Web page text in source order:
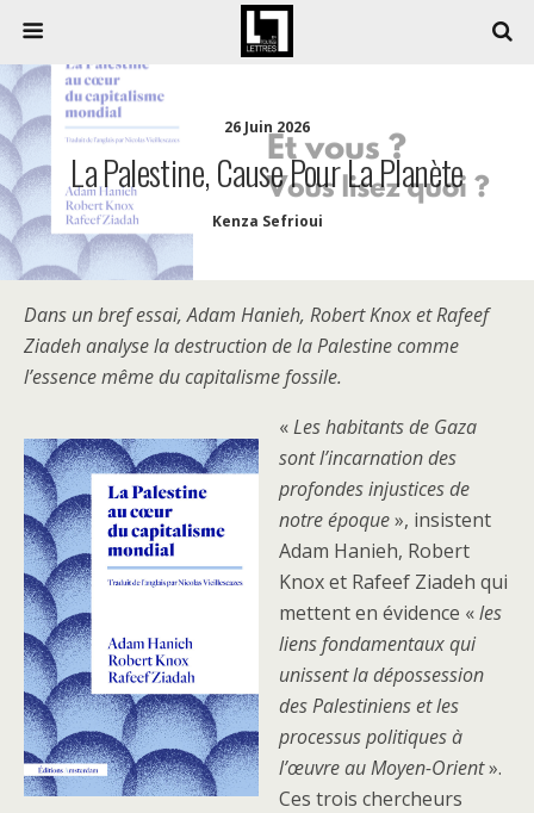
26 Juin 2026
La Palestine, Cause Pour La Planète
Kenza Sefrioui
Dans un bref essai, Adam Hanieh, Robert Knox et Rafeef
Ziadeh analyse la destruction de la Palestine comme
l’essence même du capitalisme fossile.
«Les habitants de Gaza
sont l’incarnation des
profondes injustices de
notre époque», insistent
Adam Hanieh, Robert
Knox et Rafeef Ziadeh qui
mettent en évidence «les
liens fondamentaux qui
unissent la dépossession
des Palestiniens et les
processus politiques à
l’œuvre au Moyen-Orient».
Ces trois chercheurs